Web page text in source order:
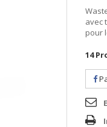
avec
pour
14